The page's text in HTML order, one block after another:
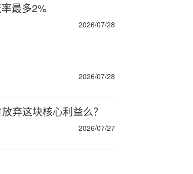
最多2%
2026/07/28
2026/07/28
弃这块核心利益么？
2026/07/27